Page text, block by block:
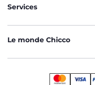
Services
Le monde Chicco